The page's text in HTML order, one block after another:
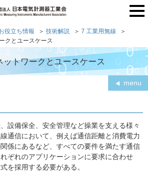
役立ち情報 技術解説
7 工業用無線
クとユースケース
トワークとユースケース
menu
設備保全、安全管理など操業を支える様々
通信において、例えば通信距離と消費電力
係にあるなど、すべての要件を満たす通信
ぞれのアプリケーションに要求に合わせ
を採用する必要がある。